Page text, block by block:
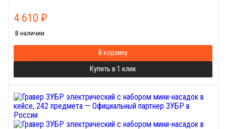
4 610 ₽
В наличии
В корзину
Купить в 1 клик